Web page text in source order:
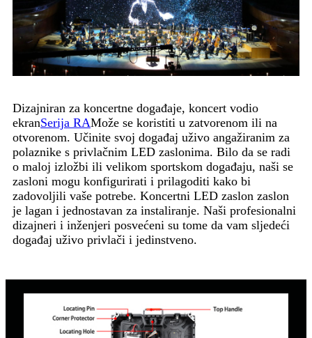
Dizajniran za koncertne događaje, koncert vodio
ekranSerija RAMože se koristiti u zatvorenom ili na
otvorenom. Učinite svoj događaj uživo angažiranim za
polaznike s privlačnim LED zaslonima. Bilo da se radi
o maloj izložbi ili velikom sportskom događaju, naši se
zasloni mogu konfigurirati i prilagoditi kako bi
zadovoljili vaše potrebe. Koncertni LED zaslon zaslon
je lagan i jednostavan za instaliranje. Naši profesionalni
dizajneri i inženjeri posvećeni su tome da vam sljedeći
događaj uživo privlači i jedinstveno.